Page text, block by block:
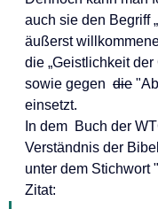
auch sie den Begriff
äußerst
die „Geistlichkeit
sowie gegen die
einsetzt.
In dem  Buch der
Verständnis der
unter dem Stichwort
Zitat: